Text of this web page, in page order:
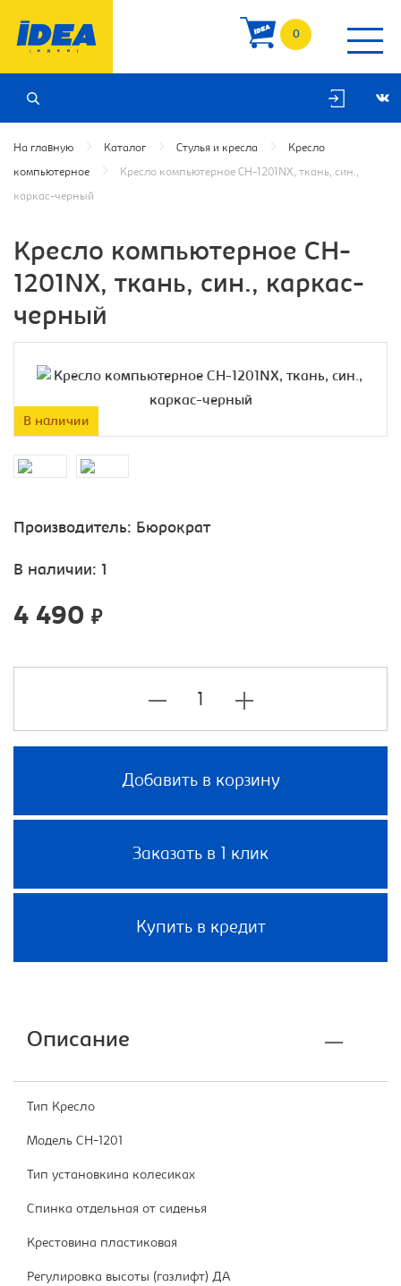
0
На главную Каталог Стулья и кресла Кресло
компьютерное Кресло компьютерное CH-1201NX, ткань, син.,
каркас-черный
Кресло компьютерное CH-
1201NX, ткань, син., каркас-
черный
В наличии
Производитель: Бюрократ
В наличии: 1
4 490 ₽
Добавить в корзину
Заказать в 1 клик
Купить в кредит
Описание
Тип Кресло
Модель CH-1201
Тип установкина колесиках
Спинка отдельная от сиденья
Крестовина пластиковая
Регулировка высоты (газлифт) ДА